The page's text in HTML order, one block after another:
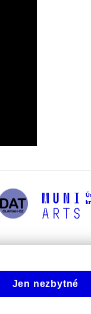
Jen nezbytné